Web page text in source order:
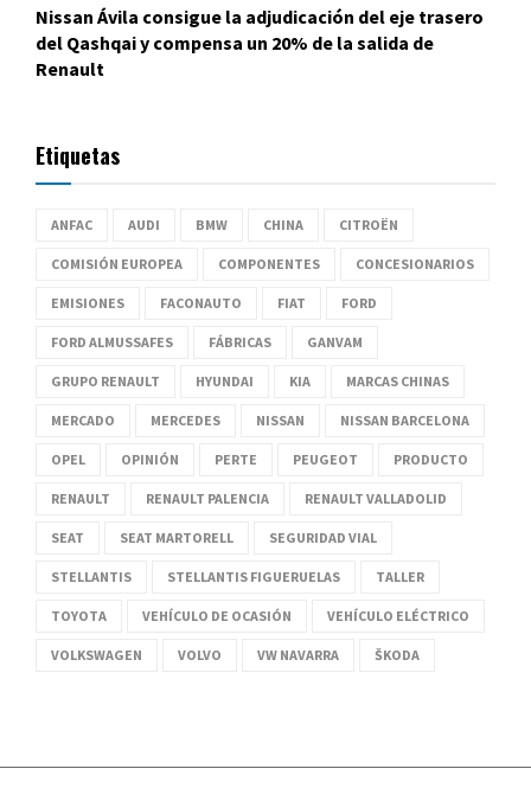
Nissan Ávila consigue la adjudicación del eje trasero
del Qashqai y compensa un 20% de la salida de
Renault
Etiquetas
ANFAC AUDI BMW CHINA CITROËN
COMISIÓN EUROPEA COMPONENTES CONCESIONARIOS
EMISIONES FACONAUTO FIAT FORD
FORD ALMUSSAFES FÁBRICAS GANVAM
GRUPO RENAULT HYUNDAI KIA MARCAS CHINAS
MERCADO MERCEDES NISSAN NISSAN BARCELONA
OPEL OPINIÓN PERTE PEUGEOT PRODUCTO
RENAULT RENAULT PALENCIA RENAULT VALLADOLID
SEAT SEAT MARTORELL SEGURIDAD VIAL
STELLANTIS STELLANTIS FIGUERUELAS TALLER
TOYOTA VEHÍCULO DE OCASIÓN VEHÍCULO ELÉCTRICO
VOLKSWAGEN VOLVO VW NAVARRA ŠKODA